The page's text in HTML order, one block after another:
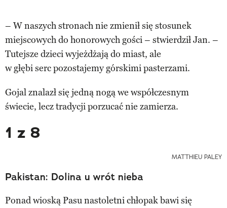
– W naszych stronach nie zmienił się stosunek
miejscowych do honorowych gości – stwierdził Jan. –
Tutejsze dzieci wyjeżdżają do miast, ale
w głębi serc pozostajemy górskimi pasterzami.
Gojal znalazł się jedną nogą we współczesnym
świecie, lecz tradycji porzucać nie zamierza.
1 z 8
MATTHIEU PALEY
Pakistan: Dolina u wrót nieba
Ponad wioską Pasu nastoletni chłopak bawi się